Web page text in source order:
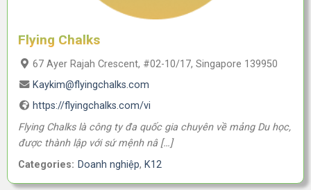
Flying Chalks
67 Ayer Rajah Crescent, #02-10/17, Singapore 139950
Kaykim@flyingchalks.com
https://flyingchalks.com/vi
Flying Chalks là công ty đa quốc gia chuyên về mảng Du học,
được thành lập với sứ mệnh nâ […]
Categories: Doanh nghiệp, K12